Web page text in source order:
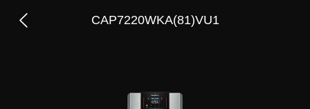
CAP7220WKA(81)VU1